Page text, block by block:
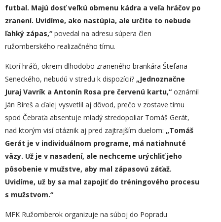
futbal. Majú dosť veľkú obmenu kádra a veľa hráčov po
zranení. Uvidíme, ako nastúpia, ale určite to nebude
ľahký zápas,“ povedal na adresu súpera člen
ružomberského realizačného tímu.
Ktorí hráči, okrem dlhodobo zraneného brankára Štefana
Seneckého, nebudú v stredu k dispozícii? „Jednoznačne
Juraj Vavrík a Antonín Rosa pre červenú kartu,“ oznámil
Ján Bíreš a ďalej vysvetlil aj dôvod, prečo v zostave tímu
spod Čebraťa absentuje mladý stredopoliar Tomáš Gerát,
nad ktorým visí otáznik aj pred zajtrajším duelom: „Tomáš
Gerát je v individuálnom programe, má natiahnuté
väzy. Už je v nasadení, ale nechceme urýchliť jeho
pôsobenie v mužstve, aby mal zápasovú záťaž.
Uvidíme, už by sa mal zapojiť do tréningového procesu
s mužstvom.“
MFK Ružomberok organizuje na súboj do Popradu